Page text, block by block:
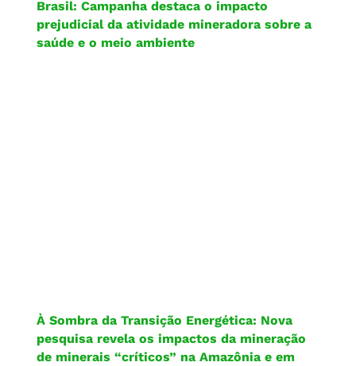
Brasil: Campanha destaca o impacto
prejudicial da atividade mineradora sobre a
saúde e o meio ambiente
À Sombra da Transição Energética: Nova
pesquisa revela os impactos da mineração
de minerais “críticos” na Amazônia e em